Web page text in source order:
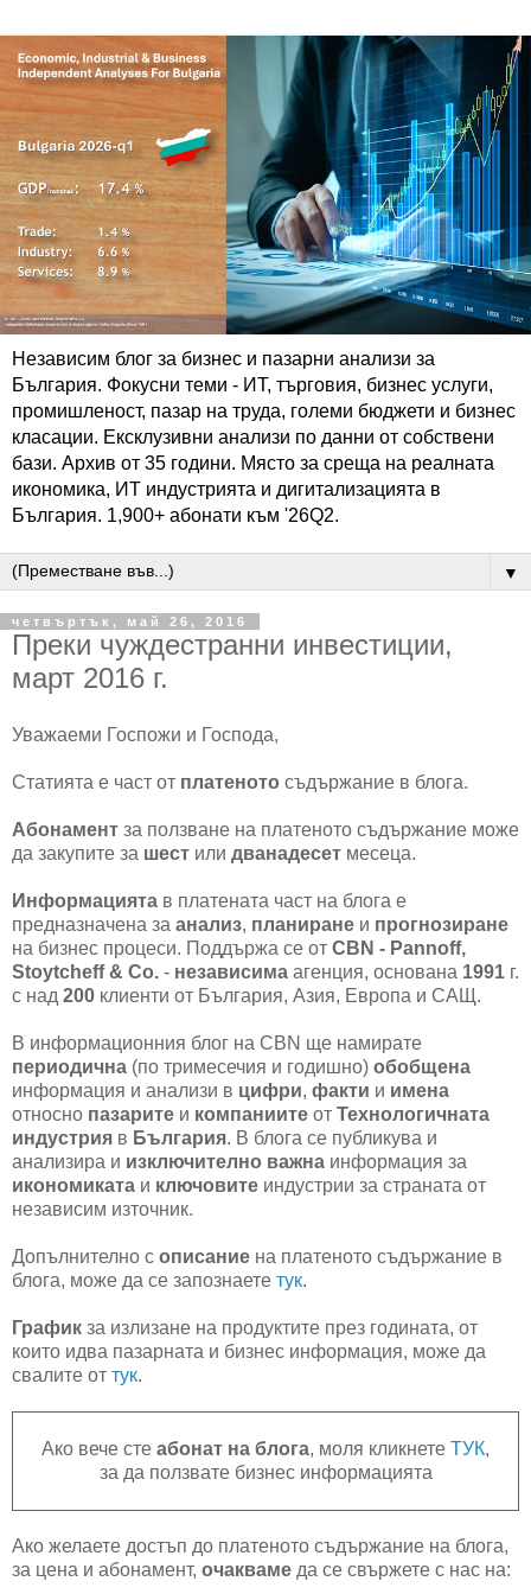
Независим блог за бизнес и пазарни анализи за
България. Фокусни теми - ИТ, търговия, бизнес услуги,
промишленост, пазар на труда, големи бюджети и бизнес
класации. Ексклузивни анализи по данни от собствени
бази. Архив от 35 години. Място за среща на реалната
икономика, ИТ индустрията и дигитализацията в
България. 1,900+ абонати към '26Q2.
▼
четвъртък, май 26, 2016
Преки чуждестранни инвестиции,
март 2016 г.
Уважаеми Госпожи и Господа,
Статията е част от платеното съдържание в блога.
Абонамент за ползване на платеното съдържание може
да закупите за шест или дванадесет месеца.
Информацията в платената част на блога е
предназначена за анализ, планиране и прогнозиране
на бизнес процеси. Поддържа се от CBN - Pannoff,
Stoytcheff & Co. - независима агенция, основана 1991 г.
с над 200 клиенти от България, Азия, Европа и САЩ.
В информационния блог на CBN ще намирате
периодична (по тримесечия и годишно) обобщена
информация и анализи в цифри, факти и имена
относно пазарите и компаниите от Технологичната
индустрия в България. В блога се публикува и
анализира и изключително важна информация за
икономиката и ключовите индустрии за страната от
независим източник.
Допълнително с описание на платеното съдържание в
блога, може да се запознаете тук.
График за излизане на продуктите през годината, от
които идва пазарната и бизнес информация, може да
свалите от тук.
Ако вече сте абонат на блога, моля кликнете ТУК,
за да ползвате бизнес информацията
Ако желаете достъп до платеното съдържание на блога,
за цена и абонамент, очакваме да се свържете с нас на: